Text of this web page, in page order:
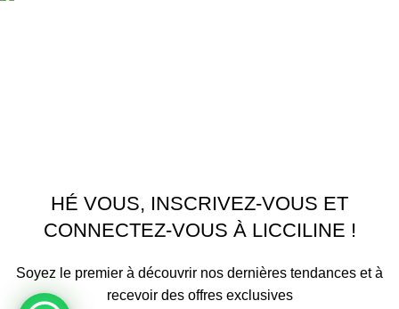
HÉ VOUS, INSCRIVEZ-VOUS ET
CONNECTEZ-VOUS À LICCILINE !
Soyez le premier à découvrir nos dernières tendances et à
recevoir des offres exclusives